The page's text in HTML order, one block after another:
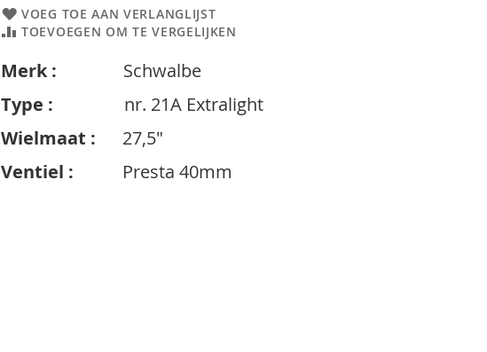
VOEG TOE AAN VERLANGLIJST
TOEVOEGEN OM TE VERGELIJKEN
Merk : Schwalbe
Type :
nr. 21A Extralight
Wielmaat : 27,5"
Ventiel : Presta 40mm